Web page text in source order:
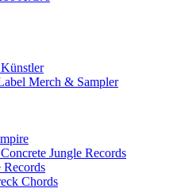
Merch & Sampler
Concrete Jungle Records
Records
Chords